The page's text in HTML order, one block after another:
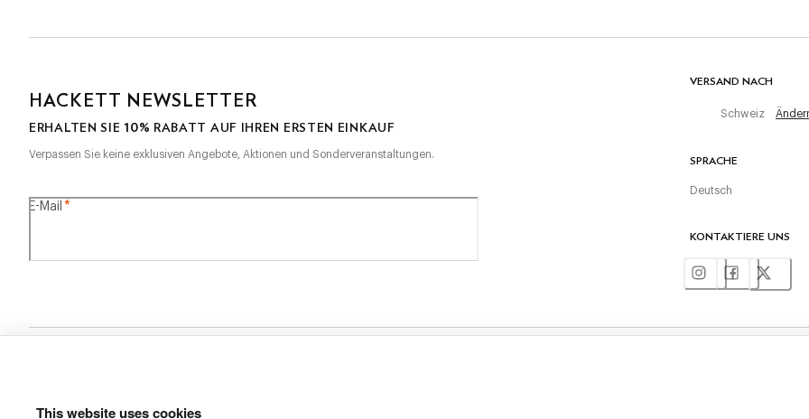
This website uses cookies
HACKETT NEWSLETTER
ERHALTEN SIE 10% RABATT AUF IHREN ERSTEN EINKAUF
Verpassen Sie keine exklusiven Angebote, Aktionen und Sonderveranstaltungen.
E-Mail *
VERSAND NACH
Schweiz
SPRACHE
Deutsch
KONTAKTIERE UNS